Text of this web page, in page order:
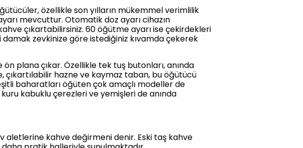
özellikle son yılların mükemmel verimlilik
mevcuttur. Otomatik doz ayarı cihazın
çıkartabilirsiniz. 60 öğütme ayarı ise çekirdekleri
zevkinize göre istediğiniz kıvamda çekerek
plana çıkar. Özellikle tek tuş butonları, anında
çıkartılabilir hazne ve kaymaz taban, bu öğütücü
baharatları öğüten çok amaçlı modeller de
kabuklu çerezleri ve yemişleri de anında
aletlerine kahve değirmeni denir. Eski taş kahve